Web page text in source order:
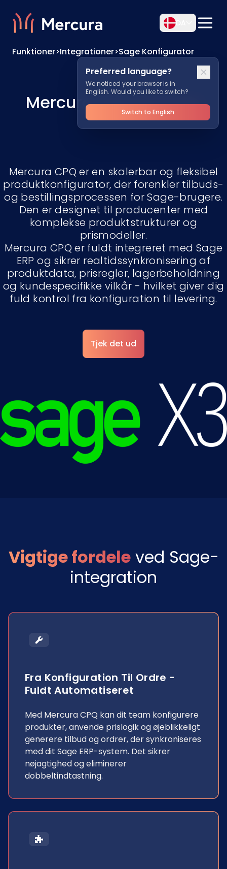
Preferred language?
We noticed your browser is in
English. Would you like to switch?
Switch to English
Funktioner>Integrationer>Sage Konfigurator
Mercura CPQforSage
Mercura CPQ er en skalerbar og fleksibel
produktkonfigurator, der forenkler tilbuds-
og bestillingsprocessen for Sage-brugere.
Den er designet til producenter med
komplekse produktstrukturer og
prismodeller.
Mercura CPQ er fuldt integreret med Sage
ERP og sikrer realtidssynkronisering af
produktdata, prisregler, lagerbeholdning
og kundespecifikke vilkår - hvilket giver dig
fuld kontrol fra konfiguration til levering.
Tjek det ud
Vigtige fordeleved Sage-
integration
Fra Konfiguration Til Ordre -
Fuldt Automatiseret
Med Mercura CPQ kan dit team konfigurere
produkter, anvende prislogik og øjeblikkeligt
generere tilbud og ordrer, der synkroniseres
med dit Sage ERP-system. Det sikrer
nøjagtighed og eliminerer
dobbeltindtastning.